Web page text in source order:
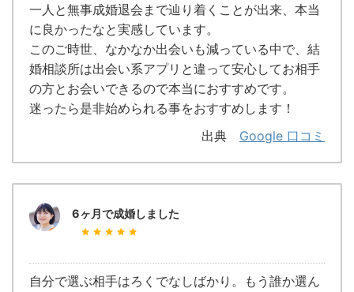
一人と無事成婚退会まで辿り着くことが出来、本当
に良かったなと実感しています。
このご時世、なかなか出会いも減っている中で、結
婚相談所は出会い系アプリと違って安心してお相手
の方とお会いできるので本当におすすめです。
迷ったら是非始められる事をおすすめします！
出典 Google 口コミ
6ヶ月で成婚しました
自分で選ぶ相手はろくでなしばかり。もう誰か選ん